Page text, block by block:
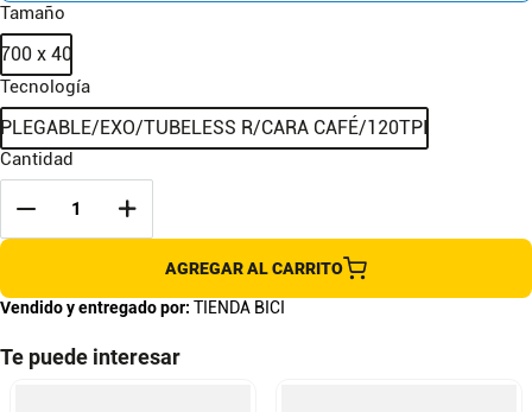
Tamaño
700 x 40
Tecnología
PLEGABLE/EXO/TUBELESS R/CARA CAFÉ/120TPI
Cantidad
AGREGAR AL CARRITO
Vendido y entregado por: TIENDA BICI
Te puede interesar